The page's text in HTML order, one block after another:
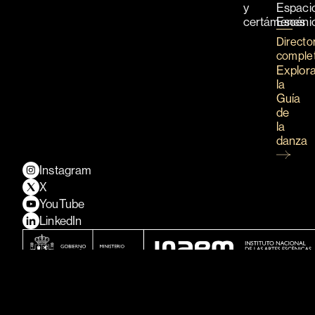
y
certámenes
la
Guía
de
la
danza
Instagram
X
YouTube
LinkedIn